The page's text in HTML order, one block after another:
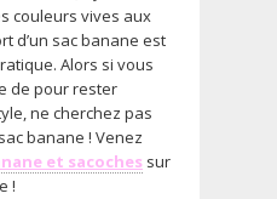
couleurs vives aux
d’un sac banane est
Alors si vous
de pour rester
ne cherchez pas
banane ! Venez
et sacoches sur
!